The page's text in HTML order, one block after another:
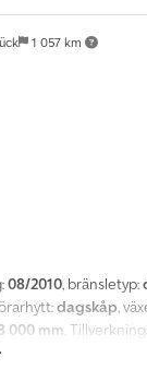
1 057 km
08/2010, bränsletyp:
dagskåp,
000 mm,
diskho,